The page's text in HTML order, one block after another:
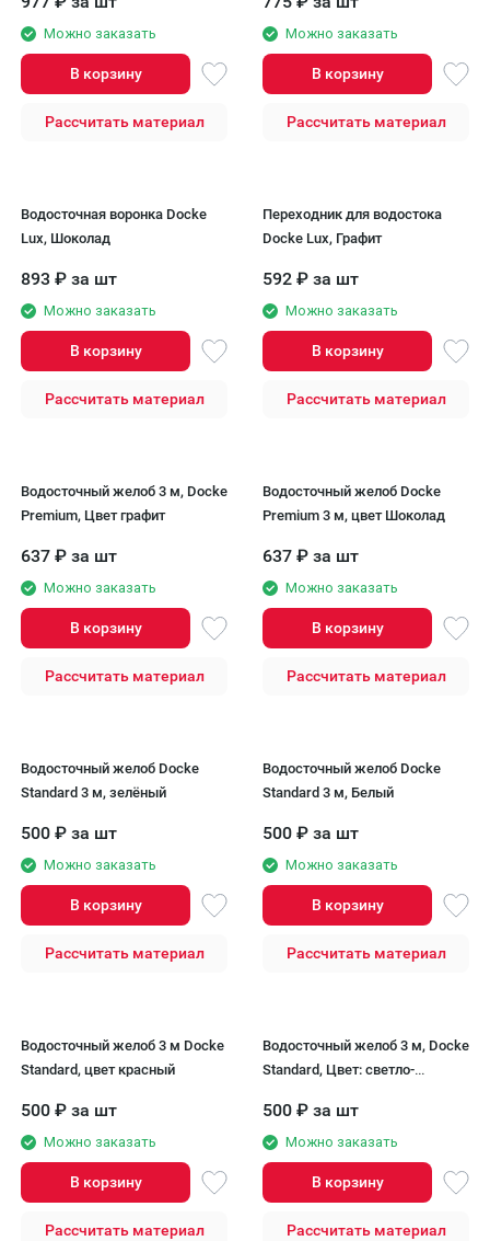
Можно заказать
В корзину
Рассчитать материал
Можно заказать
В корзину
Рассчитать материал
Водосточная воронка Docke
Lux, Шоколад
893 ₽ за шт
Можно заказать
В корзину
Рассчитать материал
Переходник для водостока
Docke Lux, Графит
592 ₽ за шт
Можно заказать
В корзину
Рассчитать материал
Водосточный желоб 3 м, Docke
Premium, Цвет графит
637 ₽ за шт
Можно заказать
В корзину
Рассчитать материал
Водосточный желоб Docke
Premium 3 м, цвет Шоколад
637 ₽ за шт
Можно заказать
В корзину
Рассчитать материал
Водосточный желоб Docke
Standard 3 м, зелёный
500 ₽ за шт
Можно заказать
В корзину
Рассчитать материал
Водосточный желоб Docke
Standard 3 м, Белый
500 ₽ за шт
Можно заказать
В корзину
Рассчитать материал
Водосточный желоб 3 м Docke
Standard, цвет красный
500 ₽ за шт
Можно заказать
В корзину
Рассчитать материал
Водосточный желоб 3 м, Docke
Standard, Цвет: светло-
500 ₽ за шт
Можно заказать
В корзину
Рассчитать материал